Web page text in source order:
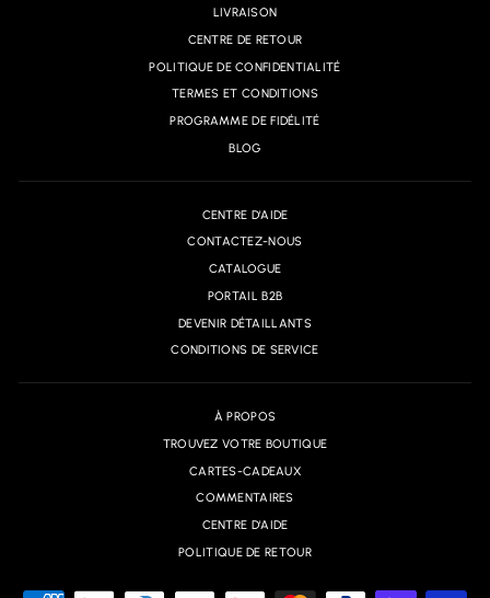
LIVRAISON
CENTRE DE RETOUR
POLITIQUE DE CONFIDENTIALITÉ
TERMES ET CONDITIONS
PROGRAMME DE FIDÉLITÉ
BLOG
CENTRE D'AIDE
CONTACTEZ-NOUS
CATALOGUE
PORTAIL B2B
DEVENIR DÉTAILLANTS
CONDITIONS DE SERVICE
À PROPOS
TROUVEZ VOTRE BOUTIQUE
CARTES-CADEAUX
COMMENTAIRES
CENTRE D'AIDE
POLITIQUE DE RETOUR